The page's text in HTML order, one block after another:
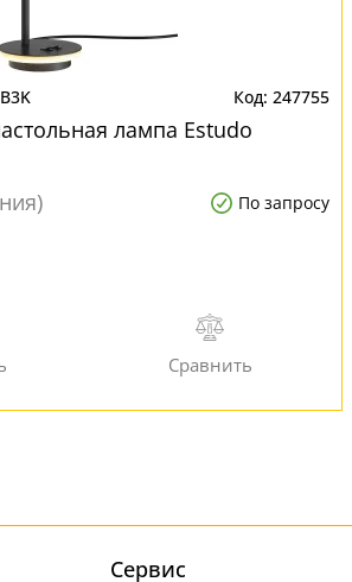
247755
лампа Estudo
По запросу
Cервис